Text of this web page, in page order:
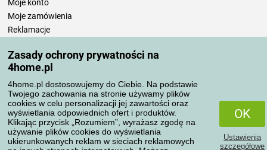
Zasady ochrony prywatności na
4home.pl
4home.pl dostosowujemy do Ciebie. Na podstawie
Twojego zachowania na stronie używamy plików
cookies w celu personalizacji jej zawartości oraz
wyświetlania odpowiednich ofert i produktów.
Klikając przycisk „Rozumiem”, wyrażasz zgodę na
używanie plików cookies do wyświetlania
ukierunkowanych reklam w sieciach reklamowych
OK
Ustawienia
szczegółowe
Moje konto
Moje zamówienia
Reklamacje
Zasady przetwarzania recenzji
Sposoby transportu
Metody płatności